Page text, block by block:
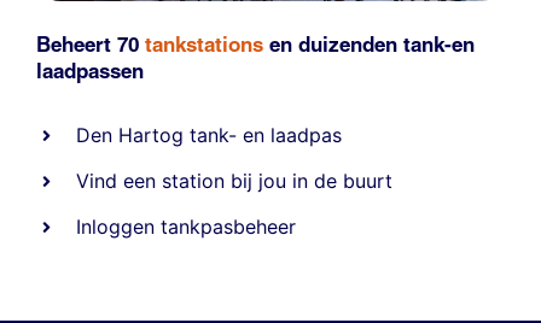
Beheert 70 tankstations en duizenden tank-en
laadpassen
Den Hartog tank- en laadpas
Vind een station bij jou in de buurt
Inloggen tankpasbeheer